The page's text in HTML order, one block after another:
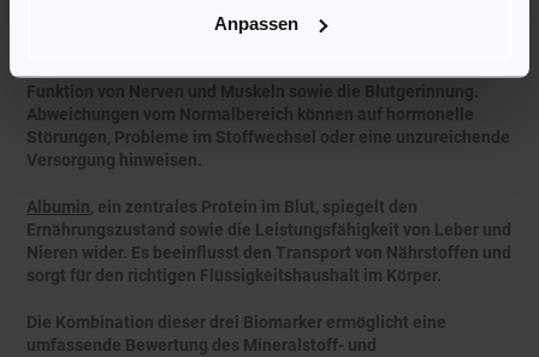
Anpassen
Störungen im Calciumhaushalt führen.
Funktion von Nerven und Muskeln sowie die Blutgerinnung.
Abweichungen vom Normalbereich können auf hormonelle
Störungen, Probleme im Stoffwechsel oder eine unzureichende
Versorgung hinweisen.
Albumin, ein zentrales Protein im Blut, spiegelt den
Ernährungszustand sowie die Leistungsfähigkeit von Leber und
Nieren wider. Es beeinflusst den Transport von Nährstoffen und
sorgt für den richtigen Flüssigkeitshaushalt im Körper.
Die Kombination dieser drei Biomarker ermöglicht eine
umfassende Bewertung des Mineralstoff- und